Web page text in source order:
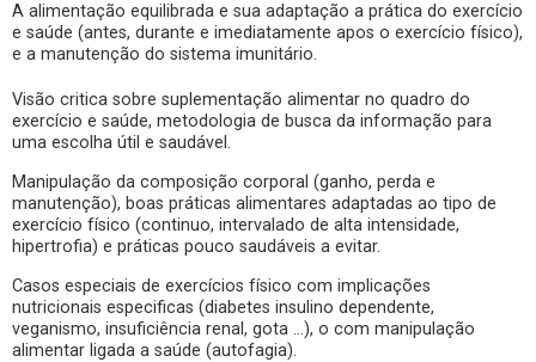
A alimentação equilibrada e sua adaptação a prática do exercício
e saúde (antes, durante e imediatamente apos o exercício físico),
e a manutenção do sistema imunitário.
Visão critica sobre suplementação alimentar no quadro do
exercício e saúde, metodologia de busca da informação para
uma escolha útil e saudável.
Manipulação da composição corporal (ganho, perda e
manutenção), boas práticas alimentares adaptadas ao tipo de
exercício físico (continuo, intervalado de alta intensidade,
hipertrofia) e práticas pouco saudáveis a evitar.
Casos especiais de exercícios físico com implicações
nutricionais especificas (diabetes insulino dependente,
veganismo, insuficiência renal, gota …), o com manipulação
alimentar ligada a saúde (autofagia).